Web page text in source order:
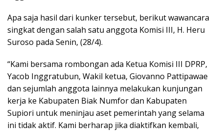
Apa saja hasil dari kunker tersebut, berikut wawancara
singkat dengan salah satu anggota Komisi III, H. Heru
Suroso pada Senin, (28/4).
“Kami bersama rombongan ada Ketua Komisi III DPRP,
Yacob Inggratubun, Wakil ketua, Giovanno Pattipawae
dan sejumlah anggota lainnya melakukan kunjungan
kerja ke Kabupaten Biak Numfor dan Kabupaten
Supiori untuk meninjau aset pemerintah yang selama
ini tidak aktif. Kami berharap jika diaktifkan kembali,